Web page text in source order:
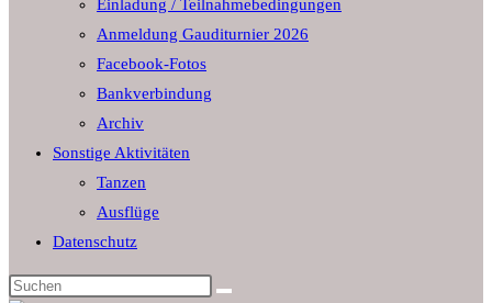
search
panel.
Einladung / Teilnahmebedingungen
Anmeldung Gauditurnier 2026
Facebook-Fotos
Bankverbindung
Archiv
Sonstige Aktivitäten
Tanzen
Ausflüge
Datenschutz
Diese